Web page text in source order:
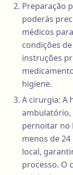
Preparação
poderás
médicos
condições
instruções
higiene.
A cirurgia: A
ambulatório,
pernoitar no
menos de
local,
processo. O